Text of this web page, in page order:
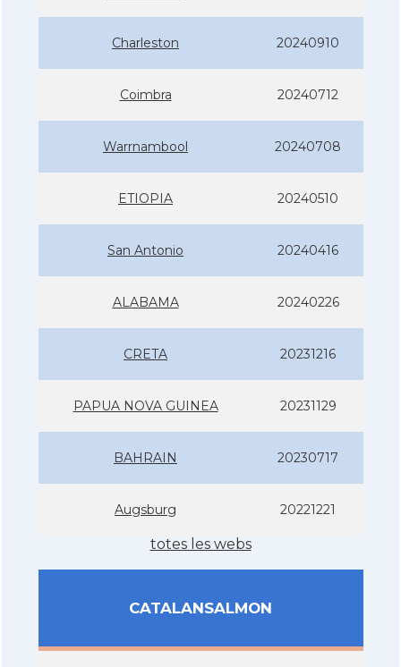
Charleston 20240910
Coimbra 20240712
Warrnambool 20240708
ETIOPIA 20240510
San Antonio 20240416
ALABAMA 20240226
CRETA 20231216
PAPUA NOVA GUINEA 20231129
BAHRAIN 20230717
Augsburg 20221221
totes les webs
CATALANSALMON